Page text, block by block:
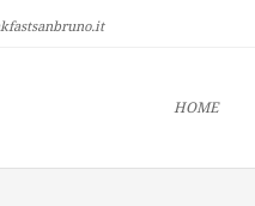
SKIP TO CONTENTHOME